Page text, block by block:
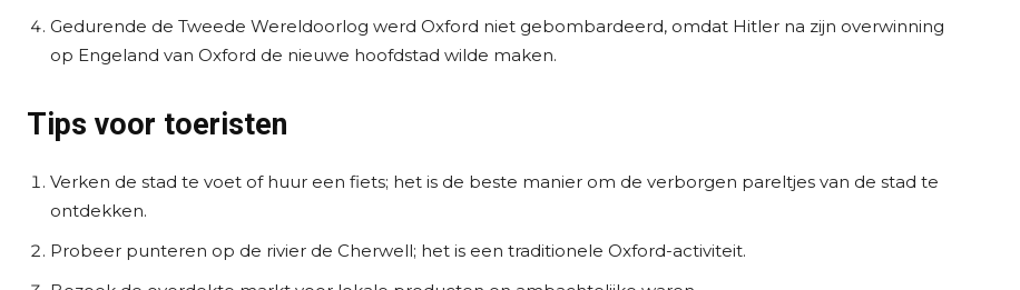
Gedurende de Tweede Wereldoorlog werd Oxford niet gebombardeerd, omdat Hitler na zijn overwinning
op Engeland van Oxford de nieuwe hoofdstad wilde maken.
Tips voor toeristen
Verken de stad te voet of huur een fiets; het is de beste manier om de verborgen pareltjes van de stad te
ontdekken.
Probeer punteren op de rivier de Cherwell; het is een traditionele Oxford-activiteit.